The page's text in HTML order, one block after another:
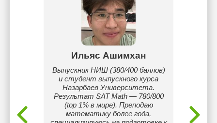
Ильяс Ашимхан
Выпускник НИШ (380/400 баллов)
и студент выпускного курса
Назарбаев Университета.
Результат SAT Math — 780/800
(top 1% в мире). Преподаю
математику более года,